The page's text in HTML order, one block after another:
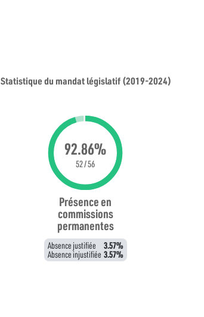
Statistique du mandat législatif (2019-2024)
92.86%
52 / 56
Présence en
commissions
permanentes
Absence justifiée 3.57%
Absence injustifiée 3.57%